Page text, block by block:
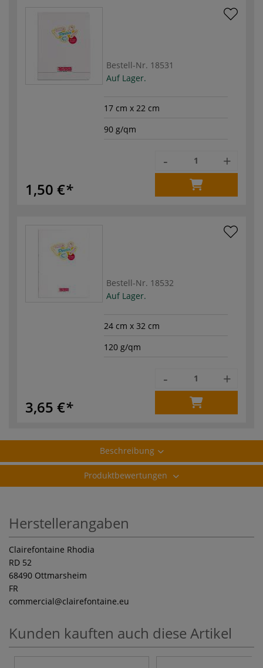
Bestell-Nr. 18531
Auf Lager.
17 cm x 22 cm
90 g/qm
1,50 €
- +
Bestell-Nr. 18532
Auf Lager.
24 cm x 32 cm
120 g/qm
3,65 €
- +
Beschreibung
Produktbewertungen
Herstellerangaben
Clairefontaine Rhodia
RD 52
68490 Ottmarsheim
FR
commercial@clairefontaine.eu
Kunden kauften auch diese Artikel